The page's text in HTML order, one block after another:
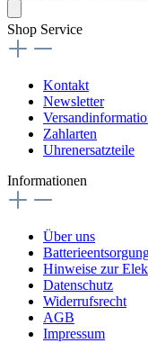
Shop Service
Kontakt
Newsletter
Zahlarten
Uhrenersatzteile
Informationen
Über uns
Hinweise zur
Datenschutz
Widerrufsrecht
AGB
Impressum